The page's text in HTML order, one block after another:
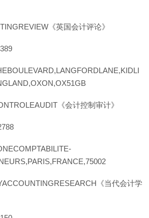
《英国会计评论》
《会计控制审计》
《当代会计学